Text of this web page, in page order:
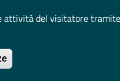
section
attività del visitatore